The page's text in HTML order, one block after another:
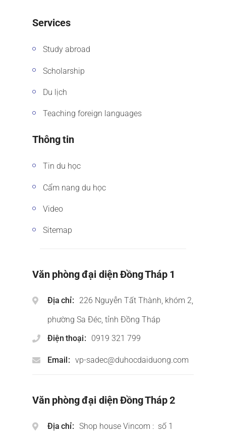
Services
Study abroad
Scholarship
Du lịch
Teaching foreign languages
Thông tin
Tin du học
Cẩm nang du học
Video
Sitemap
Văn phòng đại diện Đồng Tháp 1
Địa chỉ
226 Nguyễn Tất Thành, khóm 2,
phường Sa Đéc, tỉnh Đồng Tháp
Điện thoại
0919 321 799
Email vp-sadec@duhocdaiduong.com
Văn phòng đại diện Đồng Tháp 2
Địa chỉ Shop house Vincom : số 1